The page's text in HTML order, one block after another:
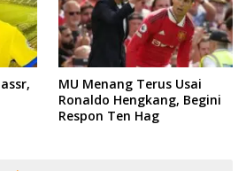
MU Menang Terus Usai
Ronaldo Hengkang, Begini
Respon Ten Hag